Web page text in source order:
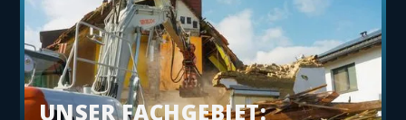
UNSER FACHGEBIET: